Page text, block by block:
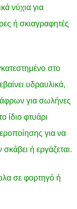
νύχια για
ή σκιαγραφητές
στο
υδραυλικά,
για σωλήνες
ίδιο φτυάρι
για να
ή εργάζεται.
σε φορτηγό ή